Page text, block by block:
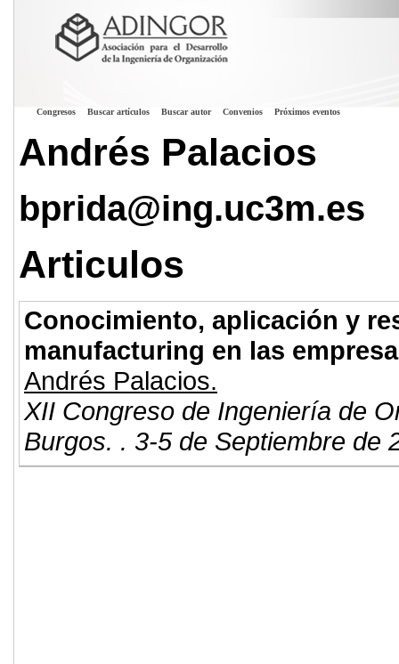
Congresos Buscar artículos Buscar autor Convenios Próximos eventos
Andrés Palacios
bprida@ing.uc3m.es
Articulos
Conocimiento, aplicación y
manufacturing en las
Andrés Palacios.
XII Congreso de Ingeniería de
Burgos. . 3-5 de Septiembre de